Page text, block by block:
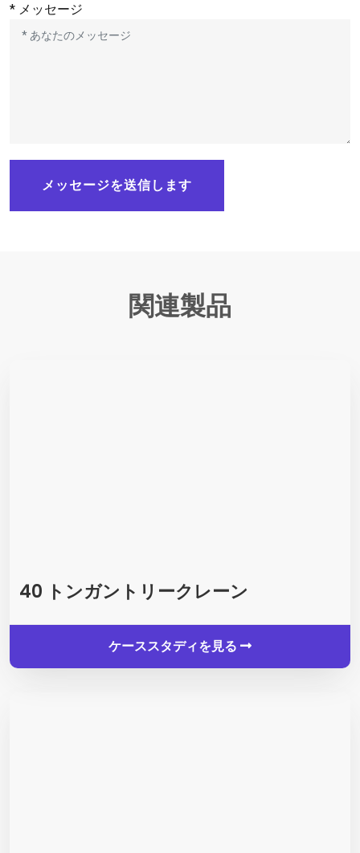
* メッセージ
メッセージを送信します
関連製品
40 トンガントリークレーン
ケーススタディを見る